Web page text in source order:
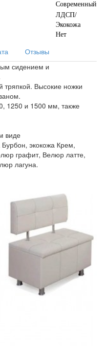
Современный
ЛДСП/
Экокожа
Нет
Отзывы
сидением и
тряпкой. Высокие ножки
1250 и 1500 мм, также
виде
Бурбон, экокожа Крем,
графит, Велюр латте,
лагуна.